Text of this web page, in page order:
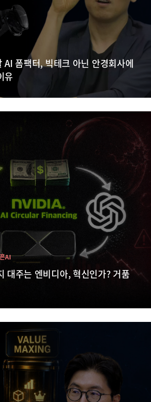
AI 폼팩터, 빅테크 아닌 안경회사에
유
대주는 엔비디아, 혁신인가? 거품
AI